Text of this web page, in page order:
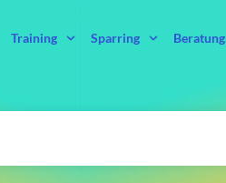
Training Sparring Beratung